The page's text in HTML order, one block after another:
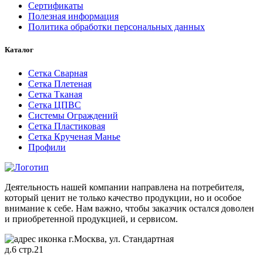
Сертификаты
Полезная информация
Политика обработки персональных данных
Каталог
Сетка Сварная
Сетка Плетеная
Сетка Тканая
Сетка ЦПВС
Системы Ограждений
Сетка Пластиковая
Сетка Крученая Манье
Профили
Деятельность нашей компании направлена на потребителя,
который ценит не только качество продукции, но и особое
внимание к себе. Нам важно, чтобы заказчик остался доволен
и приобретенной продукцией, и сервисом.
г.Москва, ул. Стандартная
д.6 стр.21